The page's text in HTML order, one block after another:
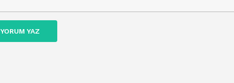
YORUM YAZ